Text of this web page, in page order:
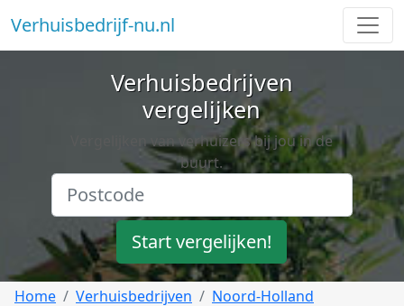
Verhuisbedrijf-nu.nl
Verhuisbedrijven
vergelijken
Vergelijken van verhuizers bij jou in de
buurt.
Start vergelijken!
Home Verhuisbedrijven
Noord-Holland